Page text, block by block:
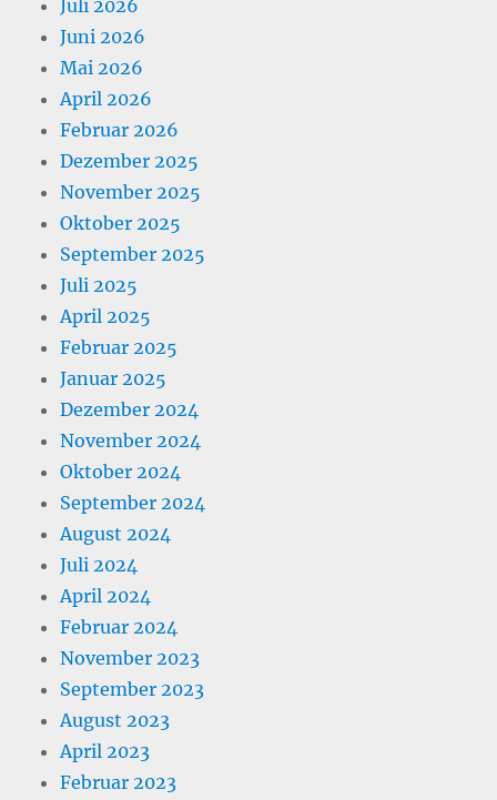
Juli 2026
Juni 2026
Mai 2026
April 2026
Februar 2026
Dezember 2025
November 2025
Oktober 2025
September 2025
Juli 2025
April 2025
Februar 2025
Januar 2025
Dezember 2024
November 2024
Oktober 2024
September 2024
August 2024
Juli 2024
April 2024
Februar 2024
November 2023
September 2023
August 2023
April 2023
Februar 2023